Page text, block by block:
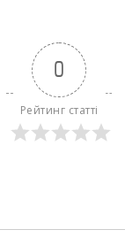
0
Рейтинг статті